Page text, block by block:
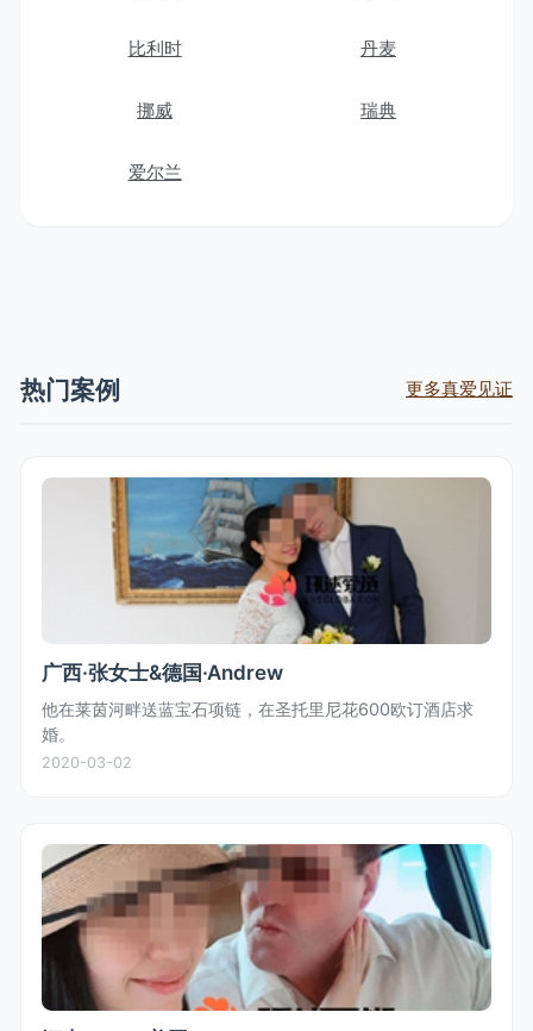
比利时 丹麦
挪威 瑞典
爱尔兰
热门案例 更多真爱见证
广西·张女士&德国·Andrew
他在莱茵河畔送蓝宝石项链，在圣托里尼花600欧订酒店求
婚。
2020-03-02